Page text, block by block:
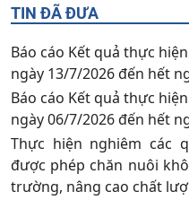
TIN ĐÃ ĐƯA
Báo cáo Kết quả thực
ngày 13/7/2026 đến hết
Báo cáo Kết quả thực
ngày 06/7/2026 đến hết
Thực hiện nghiêm các
được phép chăn nuôi
trường, nâng cao chất